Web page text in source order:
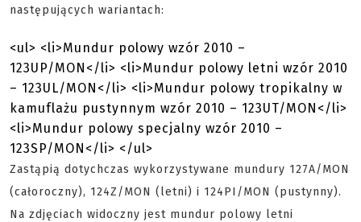
następujących wariantach:
<ul> <li>Mundur polowy wzór 2010 –
123UP/MON</li> <li>Mundur polowy letni wzór 2010
– 123UL/MON</li> <li>Mundur polowy tropikalny w
kamuflażu pustynnym wzór 2010 – 123UT/MON</li>
<li>Mundur polowy specjalny wzór 2010 –
123SP/MON</li> </ul>
Zastąpią dotychczas wykorzystywane mundury 127A/MON
(całoroczny), 124Z/MON (letni) i 124PI/MON (pustynny).
Na zdjęciach widoczny jest mundur polowy letni